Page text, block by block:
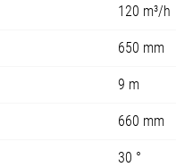
120 m³/h
650 mm
9 m
660 mm
30 °